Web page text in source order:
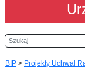
Szukaj
BIP > Projekty Uchwał